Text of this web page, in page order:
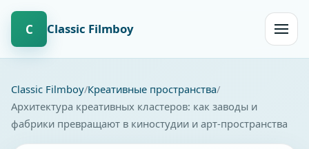
С
Сlassic Filmboy
Сlassic Filmboy Креативные пространства
Архитектура креативных кластеров: как заводы и
фабрики превращают в киностудии и арт-пространства